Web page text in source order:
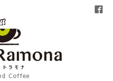
Coffee